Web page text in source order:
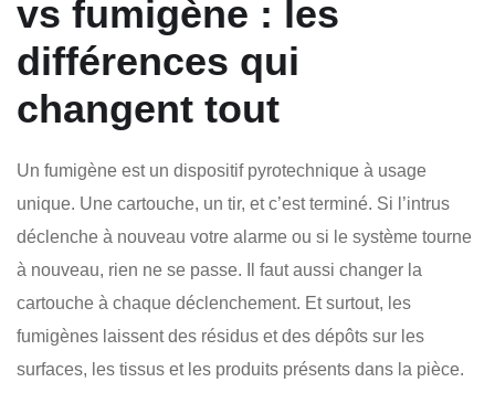
vs fumigène : les
différences qui
changent tout
Un fumigène est un dispositif pyrotechnique à usage
unique. Une cartouche, un tir, et c’est terminé. Si l’intrus
déclenche à nouveau votre alarme ou si le système tourne
à nouveau, rien ne se passe. Il faut aussi changer la
cartouche à chaque déclenchement. Et surtout, les
fumigènes laissent des résidus et des dépôts sur les
surfaces, les tissus et les produits présents dans la pièce.